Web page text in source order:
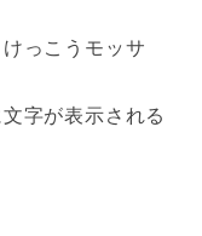
っこうモッサ
字が表示される